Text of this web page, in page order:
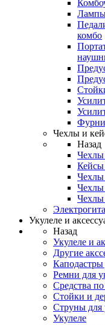
Лампы
комбо
Чехлы и
Назад
Кейсы
Чехлы
Чехлы
Чехлы
Укулеле и
Назад
Укулеле и
Другие
Каподастры
Ремни для
Средства по
Стойки и
Струны для
Укулеле